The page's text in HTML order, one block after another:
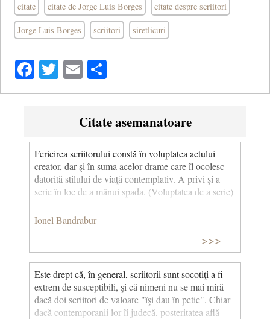
citate citate de Jorge Luis Borges citate despre scriitori
Jorge Luis Borges scriitori siretlicuri
Facebook
Twitter
Email
Citate asemanatoare
Fericirea scriitorului constă în voluptatea actului
creator, dar şi în suma acelor drame care îl ocolesc
datorită stilului de viaţă contemplativ. A privi şi a
scrie în loc de a mânui spada. (Voluptatea de a scrie)
Ionel Bandrabur
>>>
Este drept că, în general, scriitorii sunt socotiţi a fi
extrem de susceptibili, şi că nimeni nu se mai miră
dacă doi scriitori de valoare "îşi dau în petic". Chiar
dacă contemporanii lor îi judecă, posteritatea află